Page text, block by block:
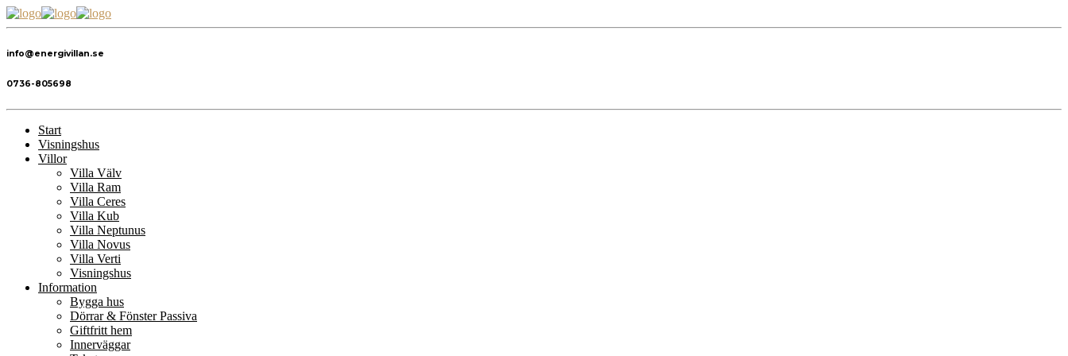
info@energivillan.se
0736-805698
Start
Visningshus
Villor
Villa Välv
Villa Ram
Villa Ceres
Villa Kub
Villa Neptunus
Villa Novus
Villa Verti
Visningshus
Information
Bygga hus
Dörrar & Fönster Passiva
Giftfritt hem
Innerväggar